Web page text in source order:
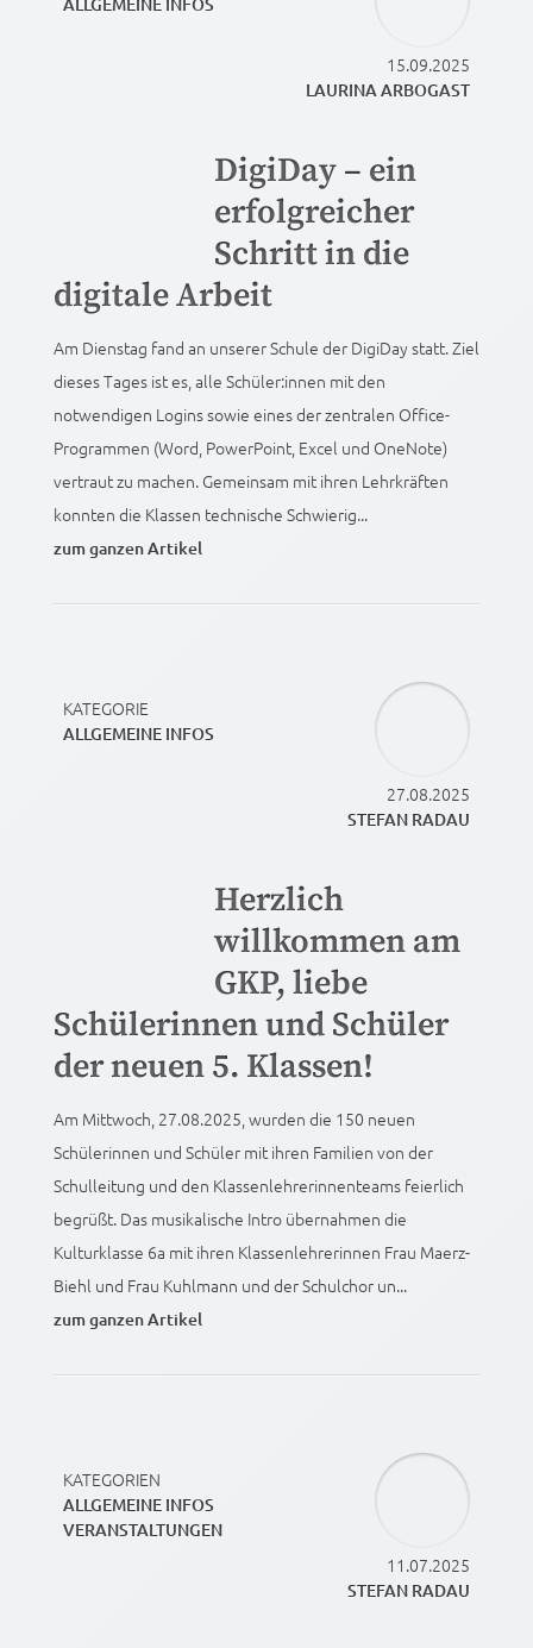
15.09.2025
LAURINA ARBOGAST
DigiDay – ein
erfolgreicher
Schritt in die
digitale Arbeit
Am Dienstag fand an unserer Schule der DigiDay statt. Ziel
dieses Tages ist es, alle Schüler:innen mit den
notwendigen Logins sowie eines der zentralen Office-
Programmen (Word, PowerPoint, Excel und OneNote)
vertraut zu machen. Gemeinsam mit ihren Lehrkräften
konnten die Klassen technische Schwierig...
zum ganzen Artikel
KATEGORIE
ALLGEMEINE INFOS
27.08.2025
STEFAN RADAU
Herzlich
willkommen am
GKP, liebe
Schülerinnen und Schüler
der neuen 5. Klassen!
Am Mittwoch, 27.08.2025, wurden die 150 neuen
Schülerinnen und Schüler mit ihren Familien von der
Schulleitung und den Klassenlehrerinnenteams feierlich
begrüßt. Das musikalische Intro übernahmen die
Kulturklasse 6a mit ihren Klassenlehrerinnen Frau Maerz-
Biehl und Frau Kuhlmann und der Schulchor un...
zum ganzen Artikel
KATEGORIEN
ALLGEMEINE INFOS
VERANSTALTUNGEN
11.07.2025
STEFAN RADAU